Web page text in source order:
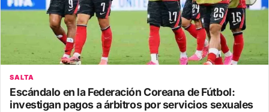
SALTA
Escándalo en la Federación Coreana de Fútbol:
investigan pagos a árbitros por servicios sexuales